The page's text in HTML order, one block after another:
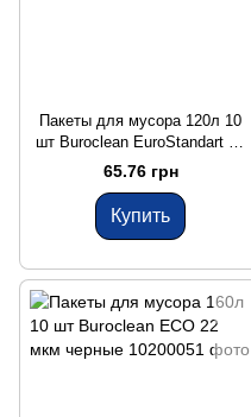
Пакеты для мусора 120л 10
шт Buroclean EuroStandart 24
мкм черные
65.76 грн
Купить